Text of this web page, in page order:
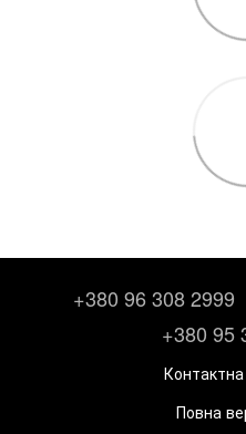
+380 96 308 2999
+380 95
Повна